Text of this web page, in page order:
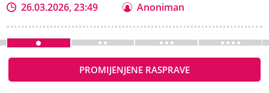
26.03.2026, 23:49 Anoniman
PROMIJENJENE RASPRAVE